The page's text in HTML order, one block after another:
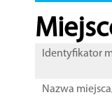
Identyfikator
Nazwa